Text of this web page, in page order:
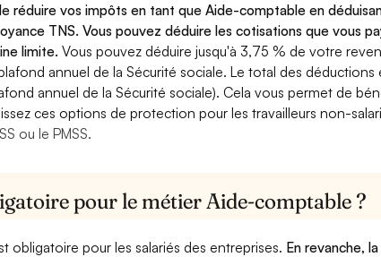
réduire vos impôts en tant que Aide-comptable en
TNS. Vous pouvez déduire les cotisations que vous
limite.Vous pouvez déduire jusqu'à 3,75 % de votre
annuel de la Sécurité sociale. Le total des déductions
annuel de la Sécurité sociale). Cela vous permet de
ces options de protection pour les travailleurs non-
ou le PMSS.
pour le métier Aide-comptable ?
obligatoire pour les salariés des entreprises. En revanche,